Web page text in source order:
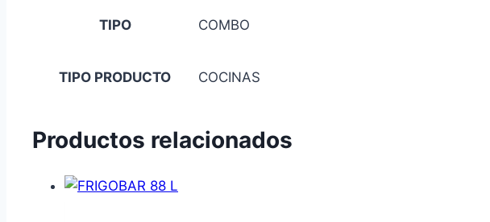
TIPO COMBO
TIPO PRODUCTO COCINAS
Productos relacionados